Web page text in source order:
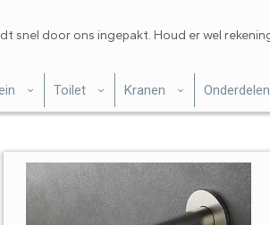
snel door ons ingepakt. Houd er wel
Toilet Kranen Onderdelen